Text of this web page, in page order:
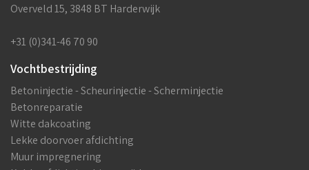
Overveld 15, 3848 BT Harderwijk
+31 (0)341-46 70 90
Vochtbestrijding
Betoninjectie - Scheurinjectie - Scherminjectie
Betonreparatie
Witte dakcoating
Lekke doorvoer afdichting
Muur impregnering